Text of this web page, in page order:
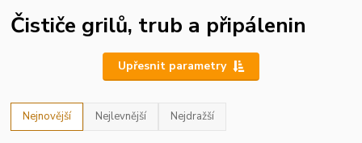
Čističe grilů, trub a připálenin
Upřesnit parametry
Nejnovější Nejlevnější Nejdražší